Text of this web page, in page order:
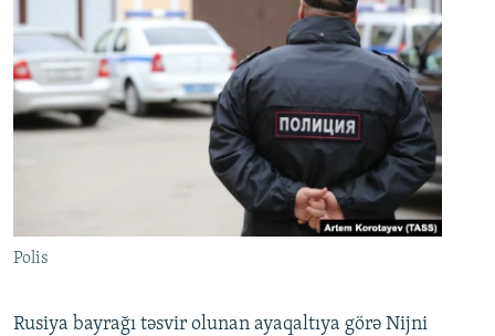
Polis
Rusiya bayrağı təsvir olunan ayaqaltıya görə Nijni